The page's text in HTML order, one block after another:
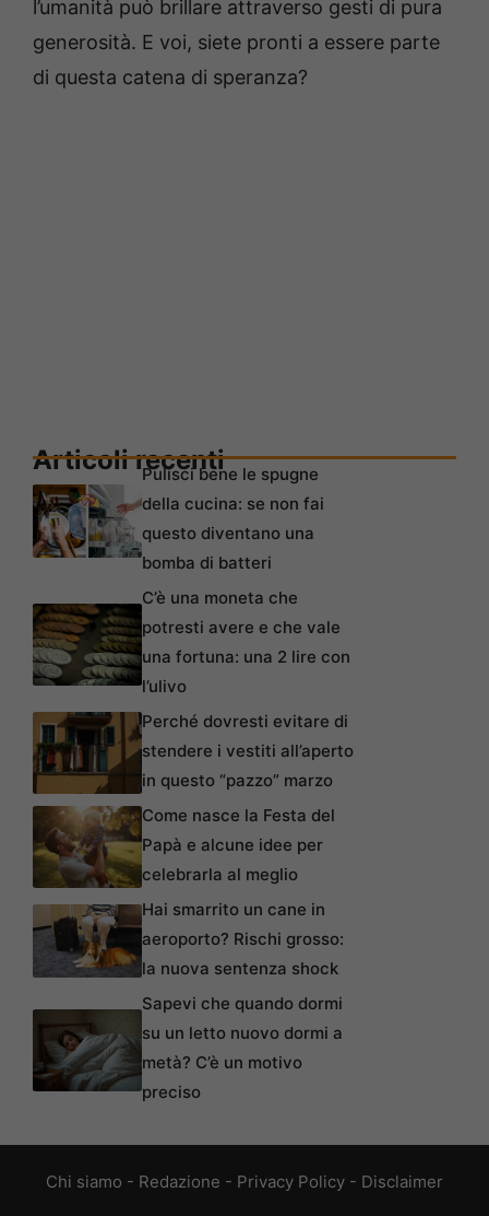
l’umanità può brillare attraverso gesti di pura
generosità. E voi, siete pronti a essere parte
di questa catena di speranza?
Articoli recentiPulisci bene le spugne
della cucina: se non fai
questo diventano una
bomba di batteri
C’è una moneta che
potresti avere e che vale
una fortuna: una 2 lire con
l’ulivo
Perché dovresti evitare di
stendere i vestiti all’aperto
in questo “pazzo” marzo
Come nasce la Festa del
Papà e alcune idee per
celebrarla al meglio
Hai smarrito un cane in
aeroporto? Rischi grosso:
la nuova sentenza shock
Sapevi che quando dormi
su un letto nuovo dormi a
metà? C’è un motivo
preciso
Chi siamo - Redazione - Privacy Policy - Disclaimer